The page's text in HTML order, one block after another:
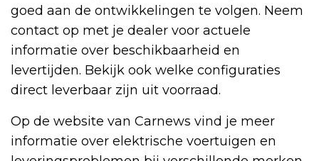
goed aan de ontwikkelingen te volgen. Neem
contact op met je dealer voor actuele
informatie over beschikbaarheid en
levertijden. Bekijk ook welke configuraties
direct leverbaar zijn uit voorraad.
Op de website van Carnews vind je meer
informatie over elektrische voertuigen en